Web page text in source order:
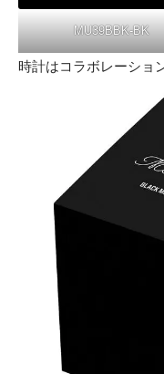
MU39BBK-BK
時計はコラボレーショ